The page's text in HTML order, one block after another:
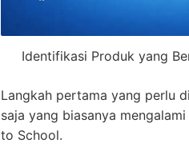
Identifikasi Produk yang
Langkah pertama yang perlu
saja yang biasanya
to School.